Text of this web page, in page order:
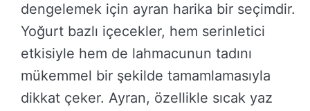
dengelemek için ayran harika bir seçimdir.
Yoğurt bazlı içecekler, hem serinletici
etkisiyle hem de lahmacunun tadını
mükemmel bir şekilde tamamlamasıyla
dikkat çeker. Ayran, özellikle sıcak yaz